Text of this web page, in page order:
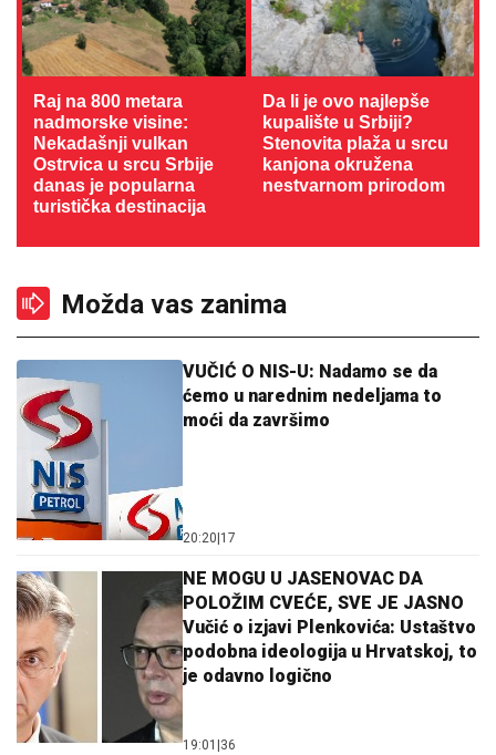
Raj na 800 metara
nadmorske visine:
Nekadašnji vulkan
Ostrvica u srcu Srbije
danas je popularna
turistička destinacija
Da li je ovo najlepše
kupalište u Srbiji?
Stenovita plaža u srcu
kanjona okružena
nestvarnom prirodom
Možda vas zanima
VUČIĆ O NIS-U: Nadamo se da
ćemo u narednim nedeljama to
moći da završimo
20:20|17
NE MOGU U JASENOVAC DA
POLOŽIM CVEĆE, SVE JE JASNO
Vučić o izjavi Plenkovića: Ustaštvo
podobna ideologija u Hrvatskoj, to
je odavno logično
19:01 |36